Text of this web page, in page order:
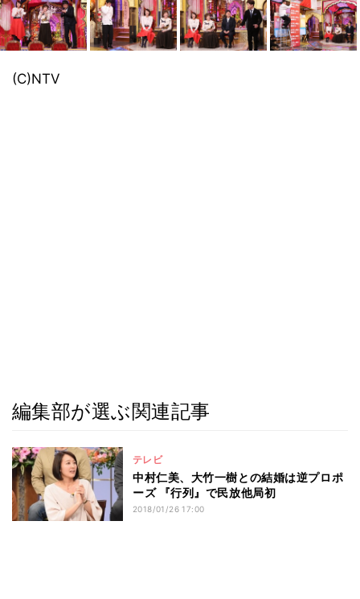
(C)NTV
編集部が選ぶ関連記事
テレビ
中村仁美、大竹一樹との結婚は逆プロポ
ーズ 『行列』で民放他局初
2018/01/26 17:00